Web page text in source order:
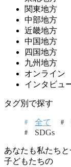
関東地方
中部地方
近畿地方
中国地方
四国地方
九州地方
オンライン
インタビュ
タグ別で探す
全て
SDGs
あなたも私たちと
子どもたちの